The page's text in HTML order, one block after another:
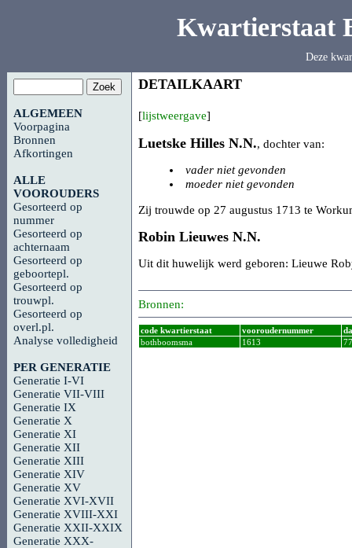
Kwartierstaat
Deze
ALGEMEEN
Voorpagina
Bronnen
Afkortingen
ALLE
VOOROUDERS
Gesorteerd op
nummer
Gesorteerd op
achternaam
Gesorteerd op
geboortepl.
Gesorteerd op
trouwpl.
Gesorteerd op
overl.pl.
Analyse volledigheid
PER GENERATIE
Generatie I-VI
Generatie VII-VIII
Generatie IX
Generatie X
Generatie XI
Generatie XII
Generatie XIII
Generatie XIV
Generatie XV
Generatie XVI-XVII
Generatie XVIII-XXI
Generatie XXII-XXIX
Generatie XXX-
DETAILKAART
[lijstweergave]
Luetske Hilles N.N., dochter van:
vader niet gevonden
moeder niet gevonden
Zij trouwde op 27 augustus 1713 te
Robin Lieuwes N.N.
Uit dit huwelijk werd geboren: Lieuwe
Bronnen:
code kwartierstaat vooroudernummer
bothboomsma
1613